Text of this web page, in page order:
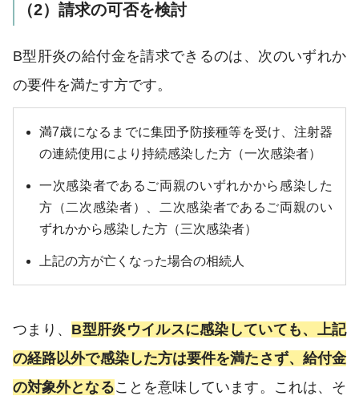
（2）請求の可否を検討
B型肝炎の給付金を請求できるのは、次のいずれか
の要件を満たす方です。
満7歳になるまでに集団予防接種等を受け、注射器
の連続使用により持続感染した方（一次感染者）
一次感染者であるご両親のいずれかから感染した
方（二次感染者）、二次感染者であるご両親のい
ずれかから感染した方（三次感染者）
上記の方が亡くなった場合の相続人
つまり、 B型肝炎ウイルスに感染していても、上記
の経路以外で感染した方は要件を満たさず、給付金
の対象外となることを意味しています。これは、そ